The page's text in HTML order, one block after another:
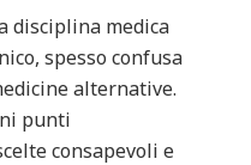
disciplina medica
spesso confusa
alternative.
punti
consapevoli e